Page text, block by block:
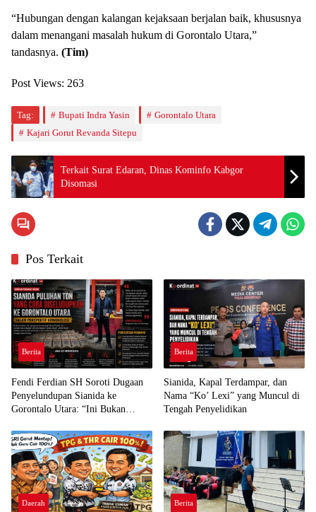
“Hubungan dengan kalangan kejaksaan berjalan baik, khususnya
dalam menangani masalah hukum di Gorontalo Utara,”
tandasnya. (Tim)
Post Views: 263
Tag: Bupati Indra Yasin
Gorontalo Utara
Kajari Gorut Revanda Sitepu
Terkait Surat Edaran, Dinas Kominfo Kabgor
Disomasi
Pos Terkait
Berita
Fendi Ferdian SH Soroti Dugaan
Penyelundupan Sianida ke
Gorontalo Utara: “Ini Bukan
Berita
Sianida, Kapal Terdampar, dan
Nama “Ko’ Lexi” yang Muncul di
Tengah Penyelidikan
Daerah Berita